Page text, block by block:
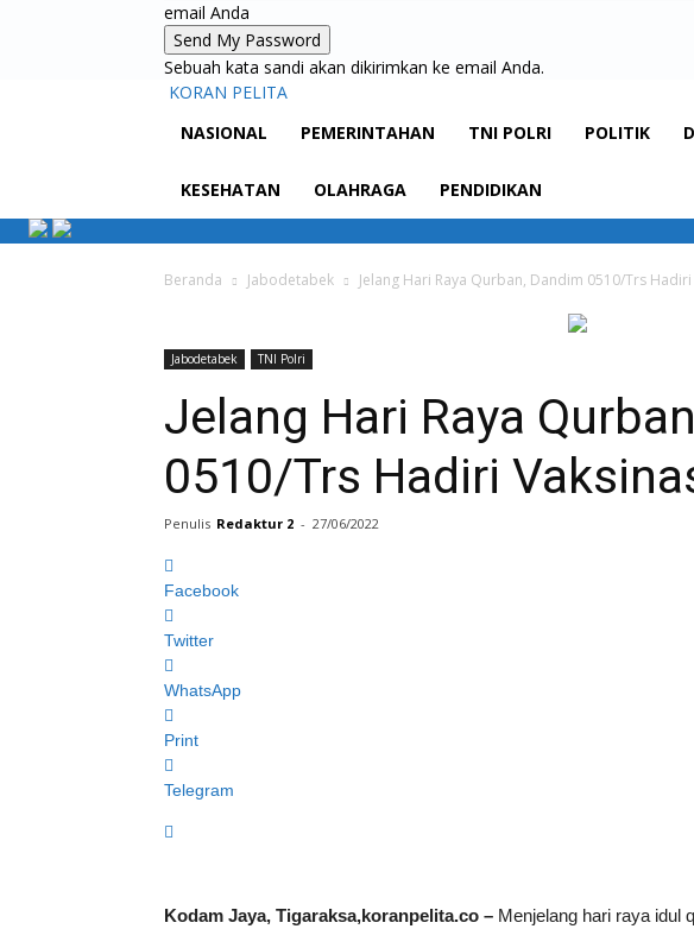
email Anda
Sebuah kata sandi akan dikirimkan ke email Anda.
KORAN PELITA
NASIONAL
PEMERINTAHAN TNI POLRI POLITIK
KESEHATAN OLAHRAGA PENDIDIKAN
Beranda Jabodetabek Jelang Hari Raya Qurban, Dandim 0510/Trs Hadiri
Jabodetabek TNI Polri
Jelang Hari Raya
0510/Trs Hadiri
Penulis Redaktur 2 - 27/06/2022
Facebook
Twitter
WhatsApp
Print
Telegram
Kodam Jaya, Tigaraksa,koranpelita.co – Menjelang hari raya idul